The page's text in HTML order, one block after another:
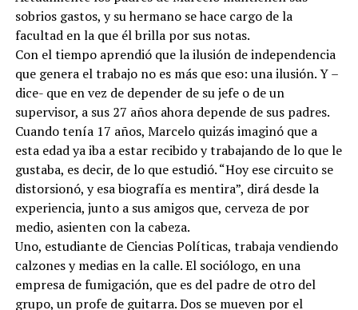
sobrios gastos, y su hermano se hace cargo de la
facultad en la que él brilla por sus notas.
Con el tiempo aprendió que la ilusión de independencia
que genera el trabajo no es más que eso: una ilusión. Y –
dice- que en vez de depender de su jefe o de un
supervisor, a sus 27 años ahora depende de sus padres.
Cuando tenía 17 años, Marcelo quizás imaginó que a
esta edad ya iba a estar recibido y trabajando de lo que le
gustaba, es decir, de lo que estudió. “Hoy ese circuito se
distorsionó, y esa biografía es mentira”, dirá desde la
experiencia, junto a sus amigos que, cerveza de por
medio, asienten con la cabeza.
Uno, estudiante de Ciencias Políticas, trabaja vendiendo
calzones y medias en la calle. El sociólogo, en una
empresa de fumigación, que es del padre de otro del
grupo, un profe de guitarra. Dos se mueven por el